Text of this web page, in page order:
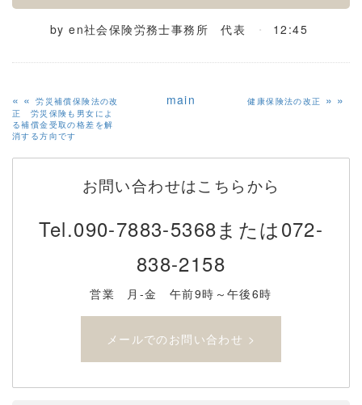
byen社会保険労務士事務所 代表 12:45
«労災補償保険法の改
正 労災保険も男女によ
る補償金受取の格差を解
消する方向です
main 健康保険法の改正 »
お問い合わせはこちらから
Tel.090-7883-5368または072-
838-2158
営業 月-金 午前9時～午後6時
メールでのお問い合わせ >